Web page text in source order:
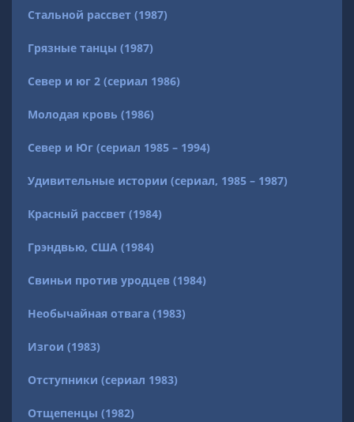
Стальной рассвет (1987)
Грязные танцы (1987)
Север и юг 2 (сериал 1986)
Молодая кровь (1986)
Север и Юг (сериал 1985 – 1994)
Удивительные истории (сериал, 1985 – 1987)
Красный рассвет (1984)
Грэндвью, США (1984)
Свиньи против уродцев (1984)
Необычайная отвага (1983)
Изгои (1983)
Отступники (сериал 1983)
Отщепенцы (1982)